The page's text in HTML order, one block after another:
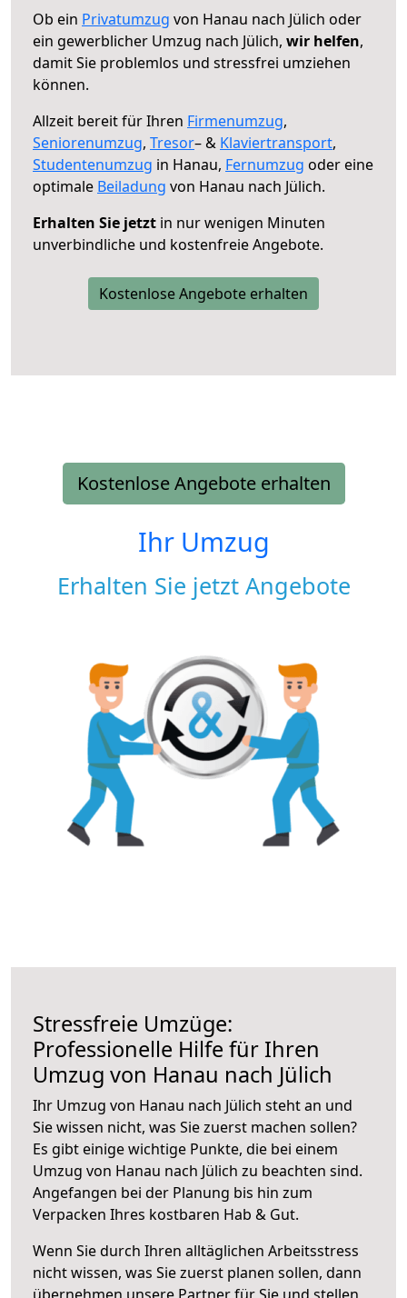
Ob ein Privatumzug von Hanau nach Jülich oder
ein gewerblicher Umzug nach Jülich, wir helfen,
damit Sie problemlos und stressfrei umziehen
können.
Allzeit bereit für Ihren Firmenumzug,
Seniorenumzug, Tresor– & Klaviertransport,
Studentenumzug in Hanau, Fernumzug oder eine
optimale Beiladung von Hanau nach Jülich.
Erhalten Sie jetzt in nur wenigen Minuten
unverbindliche und kostenfreie Angebote.
Kostenlose Angebote erhalten
Kostenlose Angebote erhalten
Ihr Umzug
Erhalten Sie jetzt Angebote
Stressfreie Umzüge:
Professionelle Hilfe für Ihren
Umzug von Hanau nach Jülich
Ihr Umzug von Hanau nach Jülich steht an und
Sie wissen nicht, was Sie zuerst machen sollen?
Es gibt einige wichtige Punkte, die bei einem
Umzug von Hanau nach Jülich zu beachten sind.
Angefangen bei der Planung bis hin zum
Verpacken Ihres kostbaren Hab & Gut.
Wenn Sie durch Ihren alltäglichen Arbeitsstress
nicht wissen, was Sie zuerst planen sollen, dann